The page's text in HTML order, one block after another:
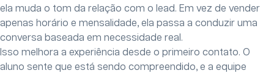
ela muda o tom da relação com o lead. Em vez de vender
apenas horário e mensalidade, ela passa a conduzir uma
conversa baseada em necessidade real.
Isso melhora a experiência desde o primeiro contato. O
aluno sente que está sendo compreendido, e a equipe